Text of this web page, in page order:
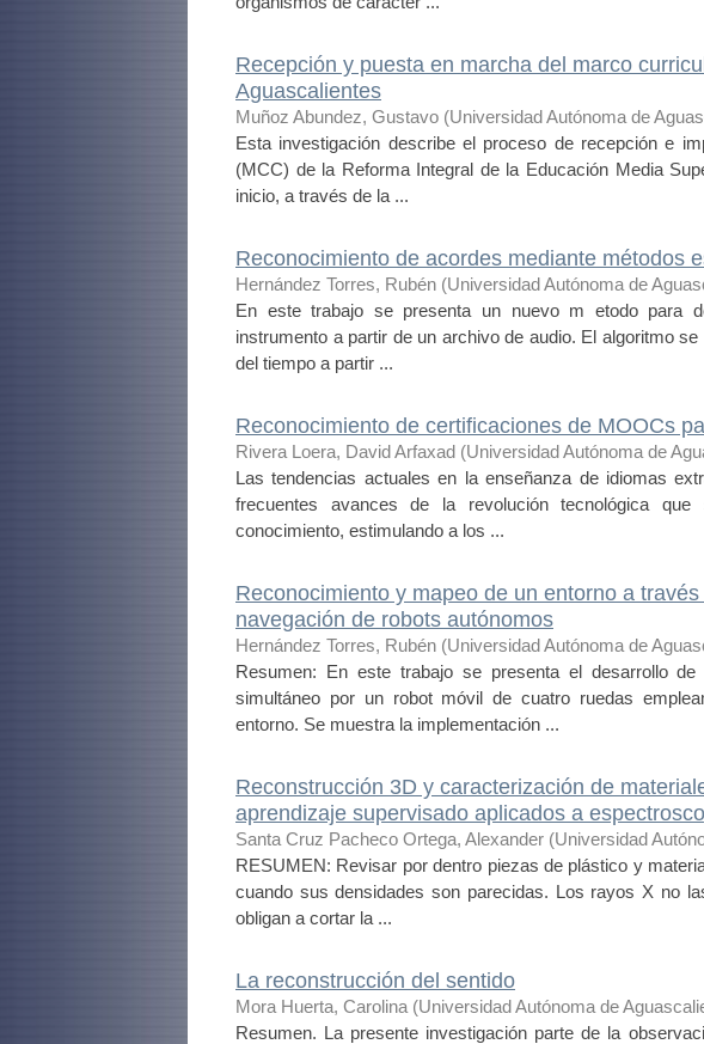
Recepción y puesta en marcha del marco
Aguascalientes
Muñoz Abundez, Gustavo (Universidad Autónoma de
Esta investigación describe el proceso de recepción e
(MCC) de la Reforma Integral de la Educación Media
inicio, a través de la ...
Reconocimiento de acordes mediante métodos
Hernández Torres, Rubén (Universidad Autónoma de
En este trabajo se presenta un nuevo m etodo para
instrumento a partir de un archivo de audio. El algoritmo
del tiempo a partir ...
Reconocimiento de certificaciones de MOOCs
Rivera Loera, David Arfaxad (Universidad Autónoma de
Las tendencias actuales en la enseñanza de idiomas
frecuentes avances de la revolución tecnológica
conocimiento, estimulando a los ...
Reconocimiento y mapeo de un entorno a
navegación de robots autónomos
Hernández Torres, Rubén (Universidad Autónoma de
Resumen: En este trabajo se presenta el desarrollo
simultáneo por un robot móvil de cuatro ruedas
entorno. Se muestra la implementación ...
Reconstrucción 3D y caracterización de
aprendizaje supervisado aplicados a
Santa Cruz Pacheco Ortega, Alexander (Universidad
RESUMEN: Revisar por dentro piezas de plástico y
cuando sus densidades son parecidas. Los rayos X no
obligan a cortar la ...
La reconstrucción del sentido
Mora Huerta, Carolina (Universidad Autónoma de
Resumen. La presente investigación parte de la